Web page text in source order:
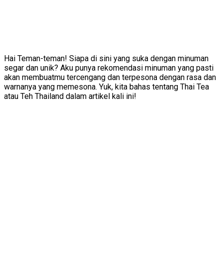
Hai Teman-teman! Siapa di sini yang suka dengan minuman
segar dan unik? Aku punya rekomendasi minuman yang pasti
akan membuatmu tercengang dan terpesona dengan rasa dan
warnanya yang memesona. Yuk, kita bahas tentang Thai Tea
atau Teh Thailand dalam artikel kali ini!